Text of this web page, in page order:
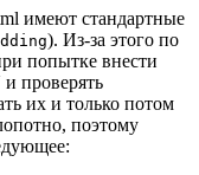
имеют стандартные
). Из-за этого по
попытке внести
проверять
их и только потом
поэтому